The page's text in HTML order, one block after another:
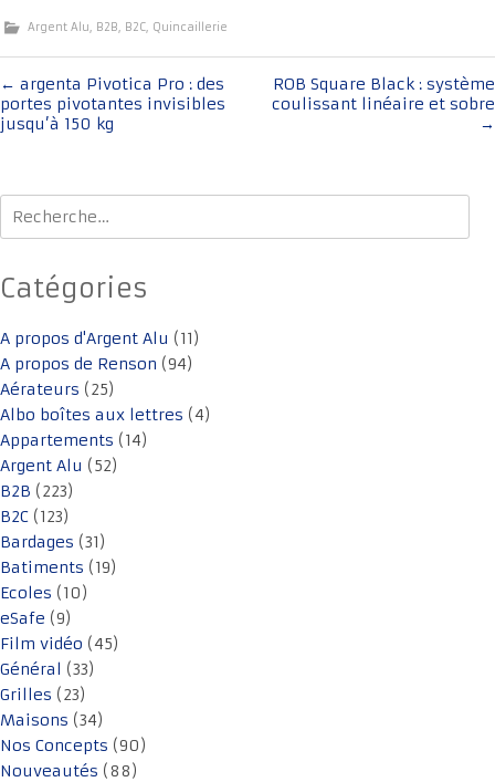
Argent Alu, B2B, B2C, Quincaillerie
Navigation
de
← argenta Pivotica Pro : des
portes pivotantes invisibles
jusqu’à 150 kg
ROB Square Black : système
coulissant linéaire et sobre
→
Rechercher :
Catégories
A propos d'Argent Alu (11)
A propos de Renson (94)
Aérateurs (25)
Albo boîtes aux lettres (4)
Appartements (14)
Argent Alu (52)
B2B (223)
B2C (123)
Bardages (31)
Batiments (19)
Ecoles (10)
eSafe (9)
Film vidéo (45)
Général (33)
Grilles (23)
Maisons (34)
Nos Concepts (90)
Nouveautés (88)